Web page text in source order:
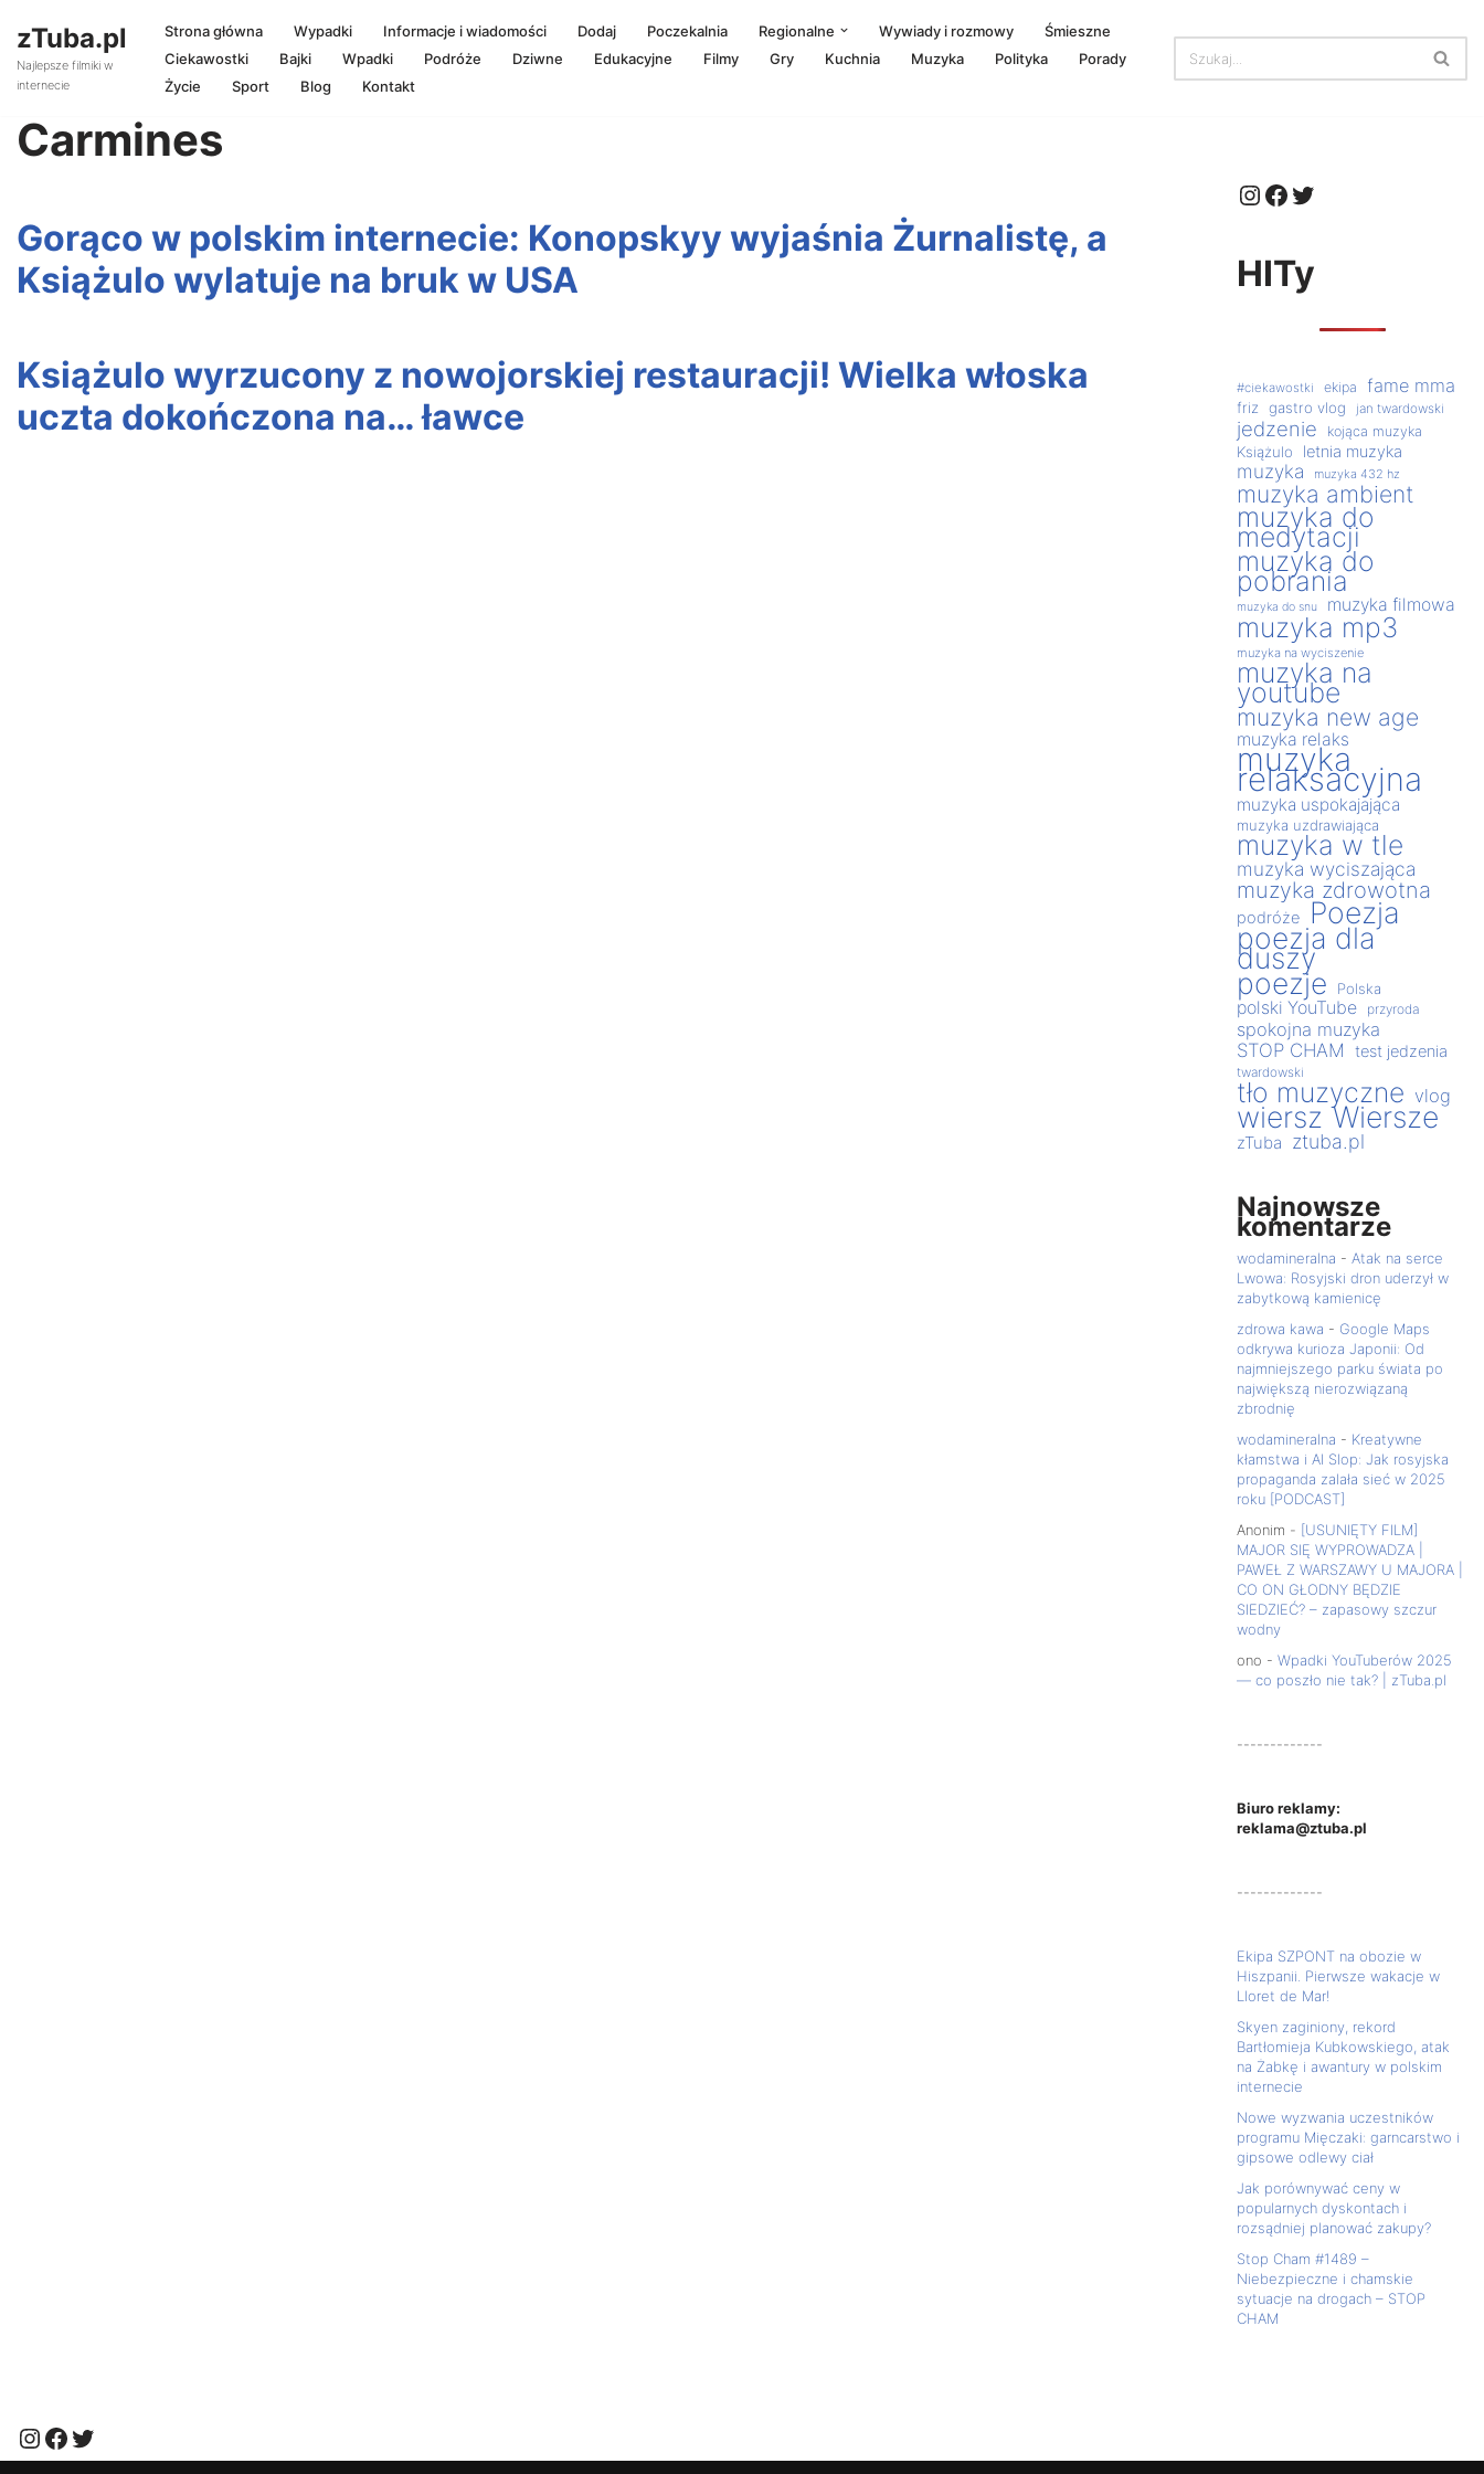
do
zTuba.pl
Najlepsze filmiki w
internecie
Strona główna Wypadki Informacje i wiadomości Dodaj Poczekalnia Regionalne Wywiady i rozmowy
Śmieszne
Ciekawostki
Bajki Wpadki Podróże Dziwne Edukacyjne Filmy Gry Kuchnia Muzyka Polityka
Porady
Życie
Sport Blog Kontakt
Carmines
Gorąco w polskim internecie: Konopskyy wyjaśnia Żurnalistę, a
Książulo wylatuje na bruk w USA
Książulo wyrzucony z nowojorskiej restauracji! Wielka włoska
uczta dokończona na… ławce
HITy
#ciekawostki ekipa fame mma
friz gastro vlog jan twardowski
jedzenie kojąca muzyka
Książulo letnia muzyka
muzyka muzyka 432 hz
muzyka ambient
muzyka do
medytacji
muzyka do
pobrania
muzyka do snu muzyka filmowa
muzyka mp3
muzyka na wyciszenie
muzyka na
youtube
muzyka new age
muzyka relaks
muzyka
relaksacyjna
muzyka uspokajająca
muzyka uzdrawiająca
muzyka w tle
muzyka wyciszająca
muzyka zdrowotna
podróże Poezja
poezja dla
duszy
poezje Polska
polski YouTube przyroda
spokojna muzyka
STOP CHAM
test jedzenia
twardowski
tło muzyczne vlog
wiersz Wiersze
zTuba ztuba.pl
Najnowsze
komentarze
wodamineralna - Atak na serce
Lwowa: Rosyjski dron uderzył w
zabytkową kamienicę
zdrowa kawa - Google Maps
odkrywa kurioza Japonii: Od
najmniejszego parku świata po
największą nierozwiązaną
zbrodnię
wodamineralna - Kreatywne
kłamstwa i AI Slop: Jak rosyjska
propaganda zalała sieć w 2025
roku [PODCAST]
Anonim - [USUNIĘTY FILM]
MAJOR SIĘ WYPROWADZA |
PAWEŁ Z WARSZAWY U MAJORA |
CO ON GŁODNY BĘDZIE
SIEDZIEĆ? – zapasowy szczur
wodny
ono -Wpadki YouTuberów 2025
— co poszło nie tak? | zTuba.pl
-------------
Biuro reklamy:
reklama@ztuba.pl
-------------
Ekipa SZPONT na obozie w
Hiszpanii. Pierwsze wakacje w
Lloret de Mar!
Skyen zaginiony, rekord
Bartłomieja Kubkowskiego, atak
na Żabkę i awantury w polskim
internecie
Nowe wyzwania uczestników
programu Mięczaki: garncarstwo i
gipsowe odlewy ciał
Jak porównywać ceny w
popularnych dyskontach i
rozsądniej planować zakupy?
Stop Cham #1489 –
Niebezpieczne i chamskie
sytuacje na drogach – STOP
CHAM